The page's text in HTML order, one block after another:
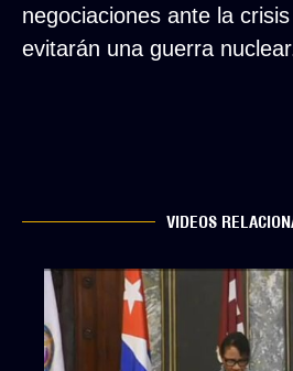
negociaciones ante la
evitarán una guerra
VIDEOS